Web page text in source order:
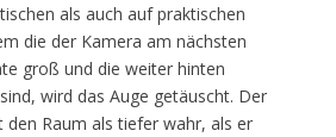
als auch auf praktischen
die der Kamera am nächsten
groß und die weiter hinten
wird das Auge getäuscht. Der
Raum als tiefer wahr, als er